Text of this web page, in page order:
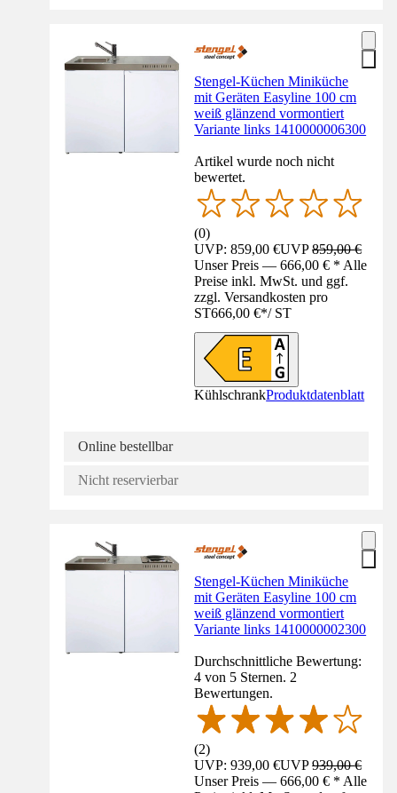
Stengel-Küchen Miniküche
mit Geräten Easyline 100 cm
weiß glänzend vormontiert
Variante links 1410000006300
Artikel wurde noch nicht
bewertet.
(0)
UVP: 859,00 €UVP859,00 €
Unser Preis — 666,00 € * Alle
Preise inkl. MwSt. und ggf.
zzgl. Versandkosten pro
ST666,00 €*/ ST
KühlschrankProduktdatenblatt
Online bestellbar
Nicht reservierbar
Stengel-Küchen Miniküche
mit Geräten Easyline 100 cm
weiß glänzend vormontiert
Variante links 1410000002300
Durchschnittliche Bewertung:
4 von 5 Sternen. 2
Bewertungen.
(2)
UVP: 939,00 €UVP939,00 €
Unser Preis — 666,00 € * Alle